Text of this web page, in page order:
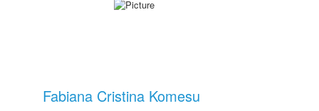
Fabiana Cristina Komesu